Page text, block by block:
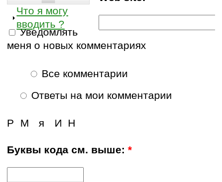
Что я могу
вводить ?
Уведомлять
меня о новых комментариях
Все комментарии
Ответы на мои комментарии
И Н
я
Р М
Буквы кода см. выше:*